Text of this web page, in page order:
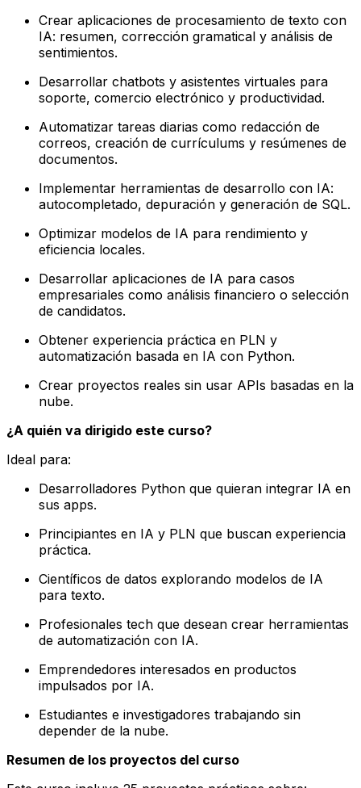
Crear aplicaciones de procesamiento de texto con
IA: resumen, corrección gramatical y análisis de
sentimientos.
Desarrollar chatbots y asistentes virtuales para
soporte, comercio electrónico y productividad.
Automatizar tareas diarias como redacción de
correos, creación de currículums y resúmenes de
documentos.
Implementar herramientas de desarrollo con IA:
autocompletado, depuración y generación de SQL.
Optimizar modelos de IA para rendimiento y
eficiencia locales.
Desarrollar aplicaciones de IA para casos
empresariales como análisis financiero o selección
de candidatos.
Obtener experiencia práctica en PLN y
automatización basada en IA con Python.
Crear proyectos reales sin usar APIs basadas en la
nube.
¿A quién va dirigido este curso?
Ideal para:
Desarrolladores Python que quieran integrar IA en
sus apps.
Principiantes en IA y PLN que buscan experiencia
práctica.
Científicos de datos explorando modelos de IA
para texto.
Profesionales tech que desean crear herramientas
de automatización con IA.
Emprendedores interesados en productos
impulsados por IA.
Estudiantes e investigadores trabajando sin
depender de la nube.
Resumen de los proyectos del curso